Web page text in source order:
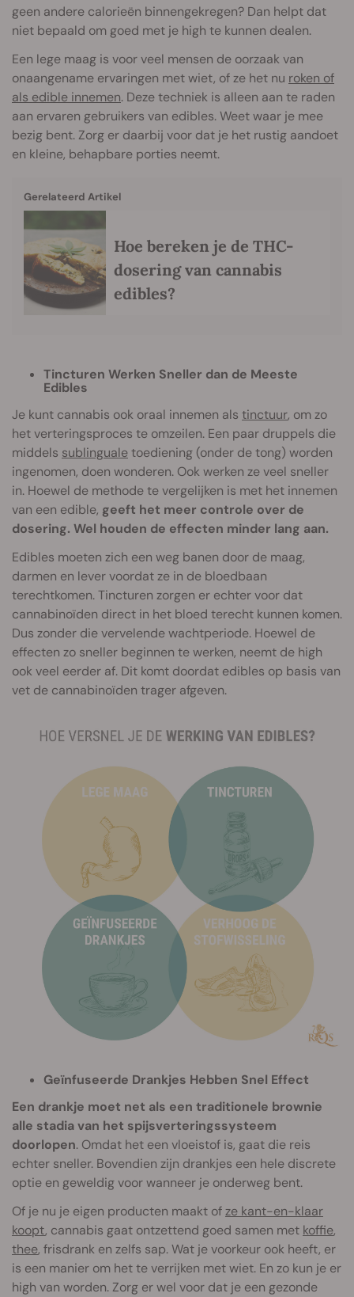
geen andere calorieën binnengekregen? Dan helpt dat
niet bepaald om goed met je high te kunnen dealen.
Een lege maag is voor veel mensen de oorzaak van
onaangename ervaringen met wiet, of ze het nu roken of
als edible innemen. Deze techniek is alleen aan te raden
aan ervaren gebruikers van edibles. Weet waar je mee
bezig bent. Zorg er daarbij voor dat je het rustig aandoet
en kleine, behapbare porties neemt.
Gerelateerd Artikel
Hoe bereken je de THC-
dosering van cannabis
edibles?
Tincturen Werken Sneller dan de Meeste
Edibles
Je kunt cannabis ook oraal innemen als tinctuur, om zo
het verteringsproces te omzeilen. Een paar druppels die
middels sublingualetoediening (onder de tong) worden
ingenomen, doen wonderen. Ook werken ze veel sneller
in. Hoewel de methode te vergelijken is met het innemen
van een edible, geeft het meer controle over de
dosering. Wel houden de effecten minder lang aan.
Edibles moeten zich een weg banen door de maag,
darmen en lever voordat ze in de bloedbaan
terechtkomen. Tincturen zorgen er echter voor dat
cannabinoïden direct in het bloed terecht kunnen komen.
Dus zonder die vervelende wachtperiode. Hoewel de
effecten zo sneller beginnen te werken, neemt de high
ook veel eerder af. Dit komt doordat edibles op basis van
vet de cannabinoïden trager afgeven.
Geïnfuseerde Drankjes Hebben Snel Effect
Een drankje moet net als een traditionele brownie
alle stadia van het spijsverteringssysteem
doorlopen. Omdat het een vloeistof is, gaat die reis
echter sneller. Bovendien zijn drankjes een hele discrete
optie en geweldig voor wanneer je onderweg bent.
Of je nu je eigen producten maakt ofze kant-en-klaar
koopt, cannabis gaat ontzettend goed samen met koffie,
thee, frisdrank en zelfs sap. Wat je voorkeur ook heeft, er
is een manier om het te verrijken met wiet. En zo kun je er
high van worden. Zorg er wel voor dat je een gezonde